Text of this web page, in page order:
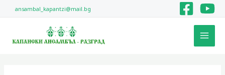
ansambal_kapantzi@mail.bg